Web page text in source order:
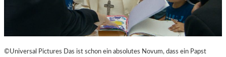
©Universal Pictures Das ist schon ein absolutes Novum, dass ein Papst